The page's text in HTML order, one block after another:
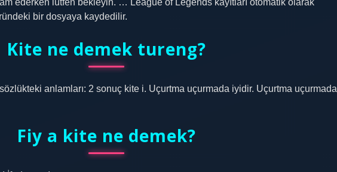
ederken lütfen bekleyin. … League of Legends kayıtları otomatik olarak
bir dosyaya kaydedilir.
Kite ne demek tureng?
anlamları: 2 sonuç kite i. Uçurtma uçurmada iyidir. Uçurtma uçurmada
Fiy a kite ne demek?